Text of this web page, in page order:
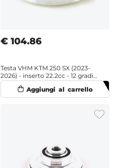
€ 104.86
Testa VHM KTM 250 SX (2023-
2026) - inserto 22.2cc - 12 gradi
standard